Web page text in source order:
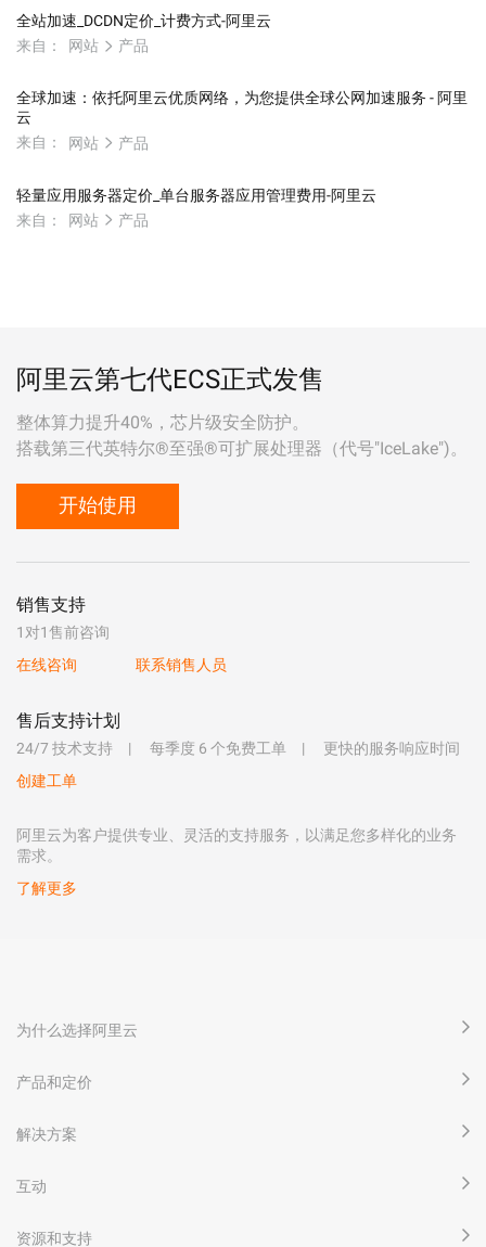
全站加速_DCDN定价_计费方式-阿里云
来自：
网站 产品
全球加速：依托阿里云优质网络，为您提供全球公网加速服务 - 阿里
云
来自：
网站 产品
轻量应用服务器定价_单台服务器应用管理费用-阿里云
来自：
网站 产品
阿里云第七代ECS正式发售
整体算力提升40%，芯片级安全防护。
搭载第三代英特尔®至强®可扩展处理器（代号"IceLake")。
开始使用
销售支持
1对1售前咨询
在线咨询
联系销售人员
售后支持计划
24/7 技术支持 每季度 6 个免费工单
更快的服务响应时间
创建工单
阿里云为客户提供专业、灵活的支持服务，以满足您多样化的业务
需求。
了解更多
为什么选择阿里云
产品和定价
解决方案
互动
资源和支持